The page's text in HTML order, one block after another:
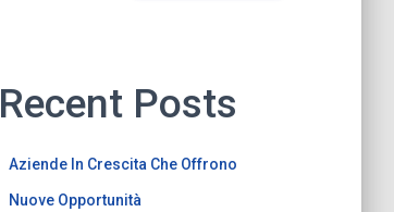
Recent Posts
Aziende In Crescita Che Offrono
Nuove Opportunità